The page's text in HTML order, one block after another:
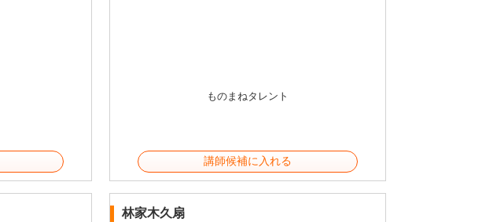
ものまねタレント
講師候補に入れる
林家木久扇